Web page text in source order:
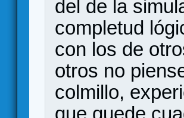
del de la
completud
con los de
otros no
colmillo,